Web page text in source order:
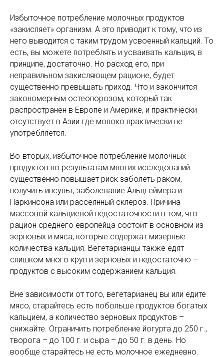
Избыточное потребление молочных продуктов
«закисляет» организм. А это приводит к тому, что из
него выводится с таким трудом усвоенный кальций. То
есть, вы можете потреблять и усваивать кальция, в
принципе, достаточно. Но расход его, при
неправильном закисляющем рационе, будет
существенно превышать приход. Что и закончится
закономерным остеопорозом, который так
распространён в Европе и Америке, и практически
отсутствует в Азии где молоко практически не
употребляется.
Во-вторых, избыточное потребление молочных
продуктов по результатам многих исследований
существенно повышает риск заболеть раком,
получить инсульт, заболевание Альцгеймера и
Паркинсона или рассеянный склероз. Причина
массовой кальциевой недостаточности в том, что
рацион среднего европейца состоит в основном из
зерновых и мяса, которые содержат мизерные
количества кальция. Вегетарианцы также едят
слишком много круп и зерновых и недостаточно –
продуктов с высоким содержанием кальция.
Вне зависимости от того, вегетарианец вы или едите
мясо, старайтесь есть побольше продуктов богатых
кальцием, а количество зерновых продуктов –
снижайте. Ограничить потребление йогурта до 250 г.,
творога – до 100 г. и сыра – до 50 г. в день. Но
вообще старайтесь не есть молочное ежедневно.